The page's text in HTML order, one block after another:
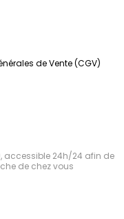
de Vente (CGV)
accessible 24h/24 afin de
de chez vous